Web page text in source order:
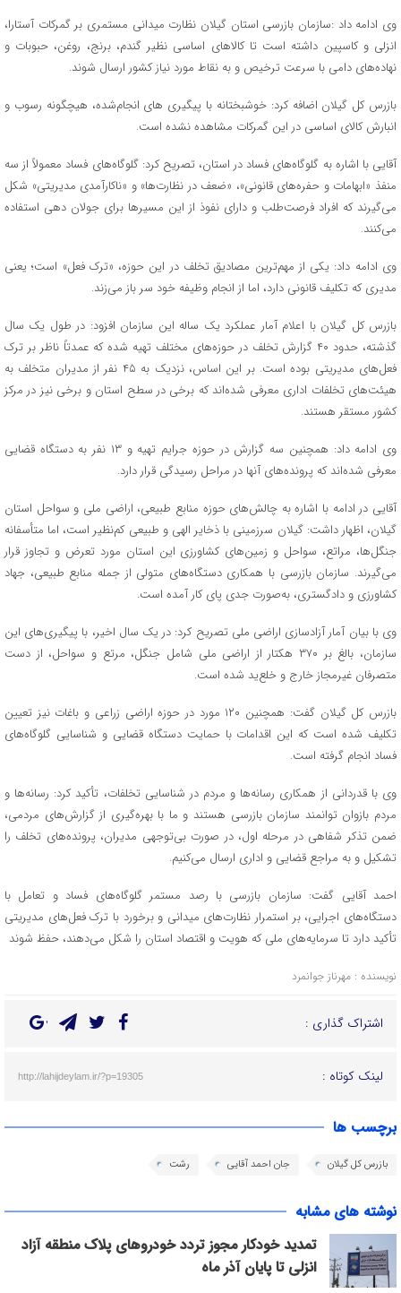
وی ادامه داد :سازمان بازرسی استان گیلان نظارت میدانی مستمری بر گمرکات آستارا،
انزلی و کاسپین داشته است تا کالاهای اساسی نظیر گندم، برنج، روغن، حبوبات و
نهاده‌های دامی با سرعت ترخیص و به نقاط مورد نیاز کشور ارسال شوند.
بازرس کل گیلان اضافه کرد: خوشبختانه با پیگیری‌ های انجام‌شده، هیچگونه رسوب و
انبارش کالای اساسی در این گمرکات مشاهده نشده است.
آقایی با اشاره به گلوگاه‌های فساد در استان، تصریح کرد: گلوگاه‌های فساد معمولاً از سه
منفذ «ابهامات و حفره‌های قانونی»، «ضعف در نظارت‌ها» و «ناکارآمدی مدیریتی» شکل
می‌گیرند که افراد فرصت‌طلب و دارای نفوذ از این مسیرها برای جولان‌ دهی استفاده
می‌کنند.
وی ادامه داد: یکی از مهم‌ترین مصادیق تخلف در این حوزه، «ترک فعل» است؛ یعنی
مدیری که تکلیف قانونی دارد، اما از انجام وظیفه خود سر باز می‌زند.
بازرس کل گیلان با اعلام آمار عملکرد یک‌ ساله این سازمان افزود: در طول یک سال
گذشته، حدود ۴۰ گزارش تخلف در حوزه‌های مختلف تهیه شده که عمدتاً ناظر بر ترک
فعل‌های مدیریتی بوده است. بر این اساس، نزدیک به ۴۵ نفر از مدیران متخلف به
هیئت‌های تخلفات اداری معرفی شده‌اند که برخی در سطح استان و برخی نیز در مرکز
کشور مستقر هستند.
وی ادامه داد: همچنین سه گزارش در حوزه جرایم تهیه و ۱۳ نفر به دستگاه قضایی
معرفی شده‌اند که پرونده‌های آنها در مراحل رسیدگی قرار دارد.
آقایی در ادامه با اشاره به چالش‌های حوزه منابع طبیعی، اراضی ملی و سواحل استان
گیلان، اظهار داشت: گیلان سرزمینی با ذخایر الهی و طبیعی کم‌نظیر است، اما متأسفانه
جنگل‌ها، مراتع، سواحل و زمین‌های کشاورزی این استان مورد تعرض و تجاوز قرار
می‌گیرند. سازمان بازرسی با همکاری دستگاه‌های متولی از جمله منابع طبیعی، جهاد
کشاورزی و دادگستری، به‌صورت جدی پای کار آمده است.
وی با بیان آمار آزادسازی اراضی ملی تصریح کرد: در یک سال اخیر، با پیگیری‌های این
سازمان، بالغ بر ۳۷۰ هکتار از اراضی ملی شامل جنگل، مرتع و سواحل، از دست
متصرفان غیرمجاز خارج و خلع‌ید شده است.
بازرس کل گیلان گفت: همچنین ۱۲۰ مورد در حوزه اراضی زراعی و باغات نیز تعیین
تکلیف شده است که این اقدامات با حمایت دستگاه قضایی و شناسایی گلوگاه‌های
فساد انجام گرفته است.
وی با قدردانی از همکاری رسانه‌ها و مردم در شناسایی تخلفات، تأکید کرد: رسانه‌ها و
مردم بازوان توانمند سازمان بازرسی هستند و ما با بهره‌گیری از گزارش‌های مردمی،
ضمن تذکر شفاهی در مرحله اول، در صورت بی‌توجهی مدیران، پرونده‌های تخلف را
تشکیل و به مراجع قضایی و اداری ارسال می‌کنیم.
احمد آقایی گفت: سازمان بازرسی با رصد مستمر گلوگاه‌های فساد و تعامل با
دستگاه‌های اجرایی، بر استمرار نظارت‌های میدانی و برخورد با ترک فعل‌های مدیریتی
تأکید دارد تا سرمایه‌های ملی که هویت و اقتصاد استان را شکل می‌دهند، حفظ شوند
نویسنده : مهرناز جوانمرد
اشتراک گذاری :
لینک کوتاه : http://lahijdeylam.ir/?p=19305
برچسب ها
بازرس کل گیلان جان احمد آقایی رشت
نوشته های مشابه
تمدید خودکار مجوز تردد خودروهای پلاک منطقه آزاد
انزلی تا پایان آذر ماه